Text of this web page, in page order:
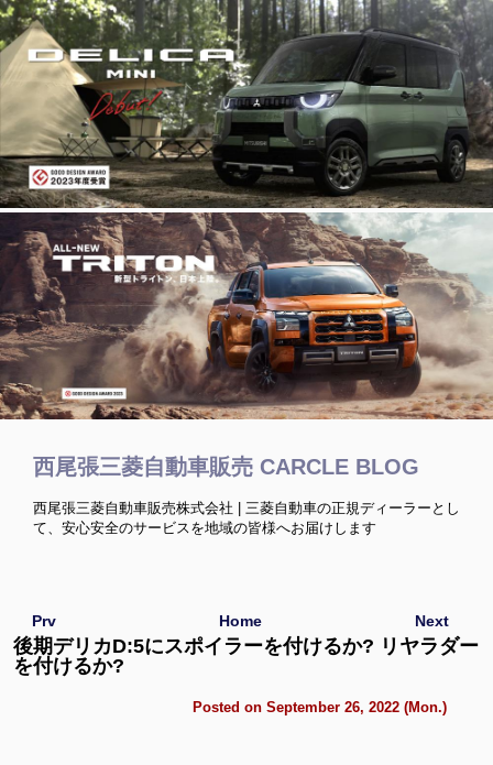
西尾張三菱自動車販売 CARCLE BLOG
西尾張三菱自動車販売株式会社 | 三菱自動車の正規ディーラーとし
て、安心安全のサービスを地域の皆様へお届けします
Next
Prv Home
後期デリカD:5にスポイラーを付けるか? リヤラダー
を付けるか?
Posted on September 26, 2022 (Mon.)